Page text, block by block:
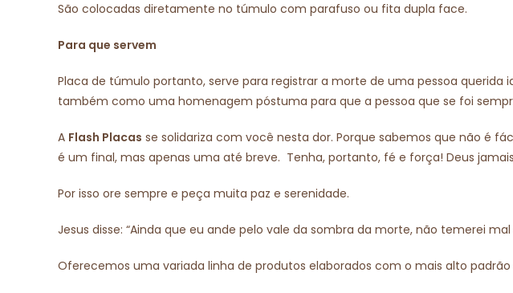
São colocadas diretamente no túmulo com parafuso ou fita dupla face.
Para que servem
Placa de túmulo portanto, serve para registrar a morte de uma pessoa
também como uma homenagem póstuma para que a pessoa que se foi
A Flash Placas se solidariza com você nesta dor. Porque sabemos que não é
é um final, mas apenas uma até breve. Tenha, portanto, fé e força! Deus
Por isso ore sempre e peça muita paz e serenidade.
Jesus disse: “Ainda que eu ande pelo vale da sombra da morte, não temerei
Oferecemos uma variada linha de produtos elaborados com o mais alto padrão